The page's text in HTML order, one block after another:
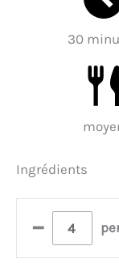
30
Ingrédients
–